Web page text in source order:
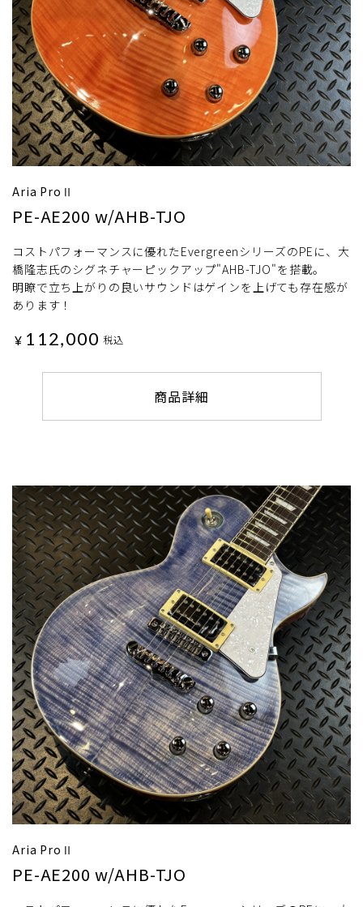
Aria ProⅡ
PE-AE200 w/AHB-TJO
コストパフォーマンスに優れたEvergreenシリーズのPEに、大
橋隆志氏のシグネチャーピックアップ"AHB-TJO"を搭載。
明瞭で立ち上がりの良いサウンドはゲインを上げても存在感が
あります！
¥ 112,000 税込
商品詳細
Aria ProⅡ
PE-AE200 w/AHB-TJO